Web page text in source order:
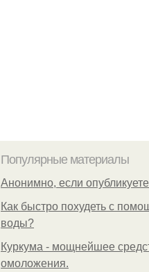
Популярные материалы
Анонимно, если
Как быстро похудеть с
воды?
Куркума - мощнейшее
омоложения.